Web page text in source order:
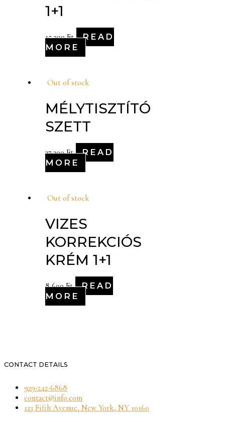
1+1
15,300Ft
READ
MORE
Out of stock
MÉLYTISZTÍTÓ
SZETT
37,300Ft
READ
MORE
Out of stock
VIZES
KORREKCIÓS
KRÉM 1+1
8,600Ft
READ
MORE
CONTACT DETAILS
929-242-6868
contact@info.com
123 Fifth Avenue, New York, NY 10160